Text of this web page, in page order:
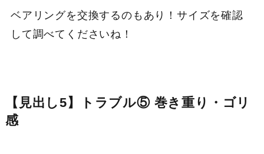
ベアリングを交換するのもあり！サイズを確認
して調べてくださいね！
【見出し5】トラブル⑤ 巻き重り・ゴリ
感